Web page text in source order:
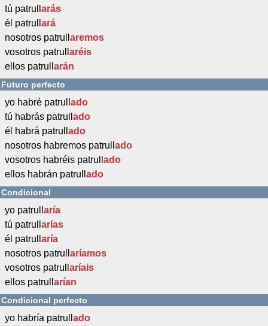
tú patrull arás
él patrull ará
nosotros patrull aremos
vosotros patrull aréis
ellos patrull arán
Futuro perfecto
yo habré patrull ado
tú habrás patrull ado
él habrá patrull ado
nosotros habremos patrull ado
vosotros habréis patrull ado
ellos habrán patrull ado
Condicional
yo patrull aría
tú patrull arías
él patrull aría
nosotros patrull aríamos
vosotros patrull aríais
ellos patrull arían
Condicional perfecto
yo habría patrull ado